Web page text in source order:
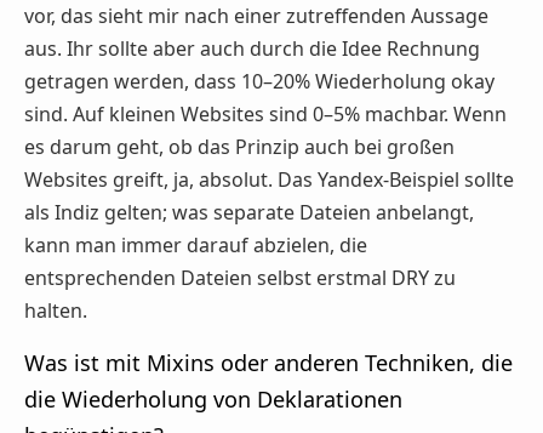
vor, das sieht mir nach einer zutreffenden Aussage
aus. Ihr sollte aber auch durch die Idee Rechnung
getragen werden, dass 10–20% Wiederholung okay
sind. Auf kleinen Websites sind 0–5% machbar. Wenn
es darum geht, ob das Prinzip auch bei großen
Websites greift, ja, absolut. Das Yandex-Beispiel sollte
als Indiz gelten; was separate Dateien anbelangt,
kann man immer darauf abzielen, die
entsprechenden Dateien selbst erstmal DRY zu
halten.
Was ist mit Mixins oder anderen Techniken, die
die Wiederholung von Deklarationen